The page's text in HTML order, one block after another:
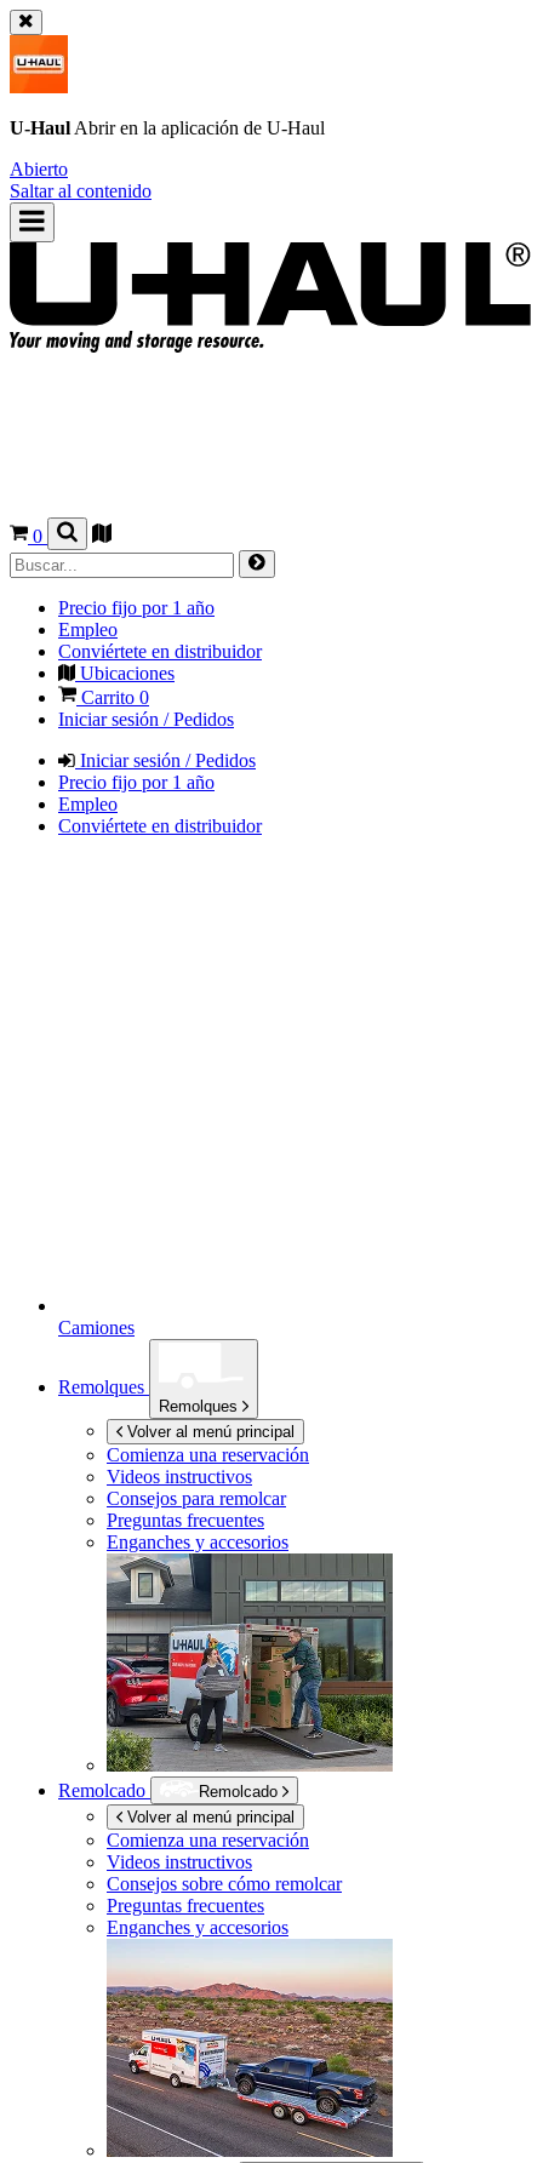
U-Haul Abrir en la aplicación de U-Haul
Abierto
Saltar al contenido
0
Precio fijo por 1 año
Empleo
Conviértete en distribuidor
Ubicaciones
Carrito 0
Iniciar sesión / Pedidos
Iniciar sesión / Pedidos
Precio fijo por 1 año
Empleo
Conviértete en distribuidor
Camiones
Remolques
Remolques
Volver al menú principal
Comienza una reservación
Videos instructivos
Consejos para remolcar
Preguntas frecuentes
Enganches y accesorios
Remolcado
Remolcado
Volver al menú principal
Comienza una reservación
Videos instructivos
Consejos sobre cómo remolcar
Preguntas frecuentes
Enganches y accesorios